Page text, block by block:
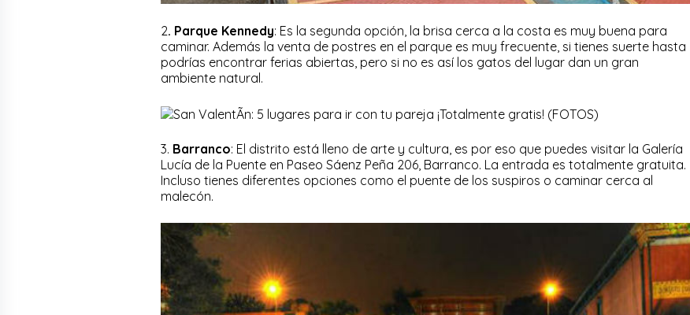
2. Parque Kennedy: Es la segunda opción, la brisa cerca a la costa es muy buena para
caminar. Además la venta de postres en el parque es muy frecuente, si tienes suerte hasta
podrías encontrar ferias abiertas, pero si no es así los gatos del lugar dan un gran
ambiente natural.
3. Barranco: El distrito está lleno de arte y cultura, es por eso que puedes visitar la Galería
Lucía de la Puente en Paseo Sáenz Peña 206, Barranco. La entrada es totalmente gratuita.
Incluso tienes diferentes opciones como el puente de los suspiros o caminar cerca al
malecón.